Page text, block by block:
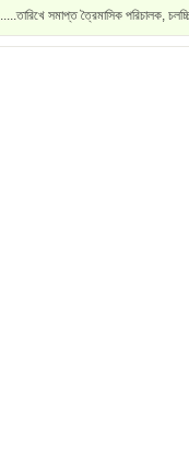
.....তারিখে সমাপ্ত ত্রৈমাসিক পরিচালক,